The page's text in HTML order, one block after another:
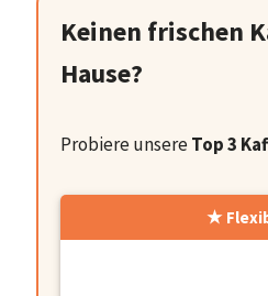
Keinen frischen
Hause?
Probiere unsereTop 3